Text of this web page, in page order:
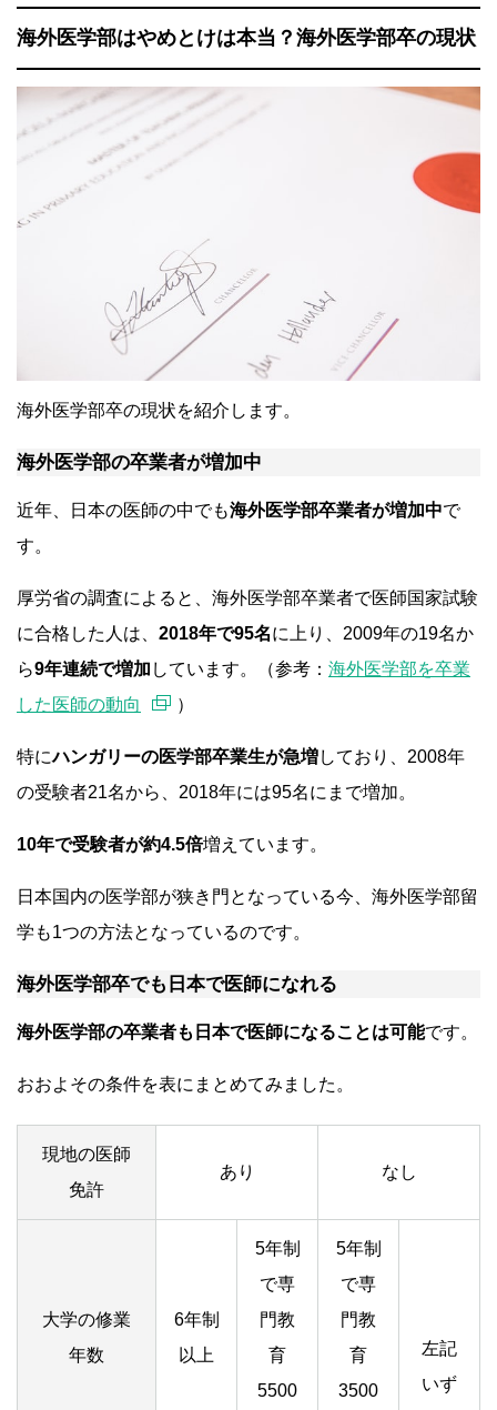
海外医学部はやめとけは本当？海外医学部卒の現状
海外医学部卒の現状を紹介します。
海外医学部の卒業者が増加中
近年、日本の医師の中でも海外医学部卒業者が増加中で
す。
厚労省の調査によると、海外医学部卒業者で医師国家試験
に合格した人は、 2018年で95名に上り、2009年の19名か
ら9年連続で増加 しています。（参考： 海外医学部を卒業
した医師の動向
）
特にハンガリーの医学部卒業生が急増しており、2008年
の受験者21名から、2018年には95名にまで増加。
10年で受験者が約4.5倍増えています。
日本国内の医学部が狭き門となっている今、海外医学部留
学も1つの方法となっているのです。
海外医学部卒でも日本で医師になれる
海外医学部の卒業者も日本で医師になることは可能です。
おおよその条件を表にまとめてみました。
現地の医師
免許
あり なし
大学の修業
年数
6年制
以上
5年制
で専
門教
育
5500
5年制
で専
門教
育
3500
左記
いず